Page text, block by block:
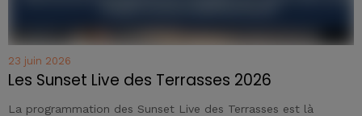
23 juin 2026
Les Sunset Live des Terrasses 2026
La programmation des Sunset Live des Terrasses est là